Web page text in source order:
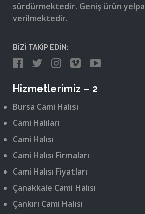
sürdürmektedir. Geniş ürün
verilmektedir.
BİZİ TAKİP EDİN:
Hizmetlerimiz – 2
Bursa Cami Halısı
Cami Halıları
Cami Halısı
Cami Halısı Firmaları
Cami Halısı Fiyatları
Çanakkale Cami Halısı
Çankırı Cami Halısı